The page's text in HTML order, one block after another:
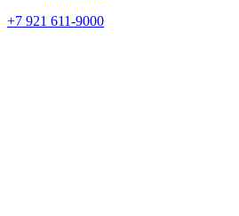
+7 921 611-9000